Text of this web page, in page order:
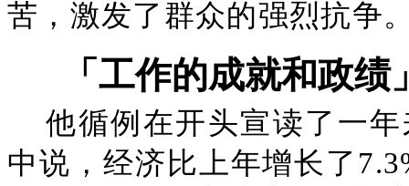
苦，激发了群众的强烈抗争
「工作的成就和政绩
他循例在开头宣读了一
中说，经济比上年增长了